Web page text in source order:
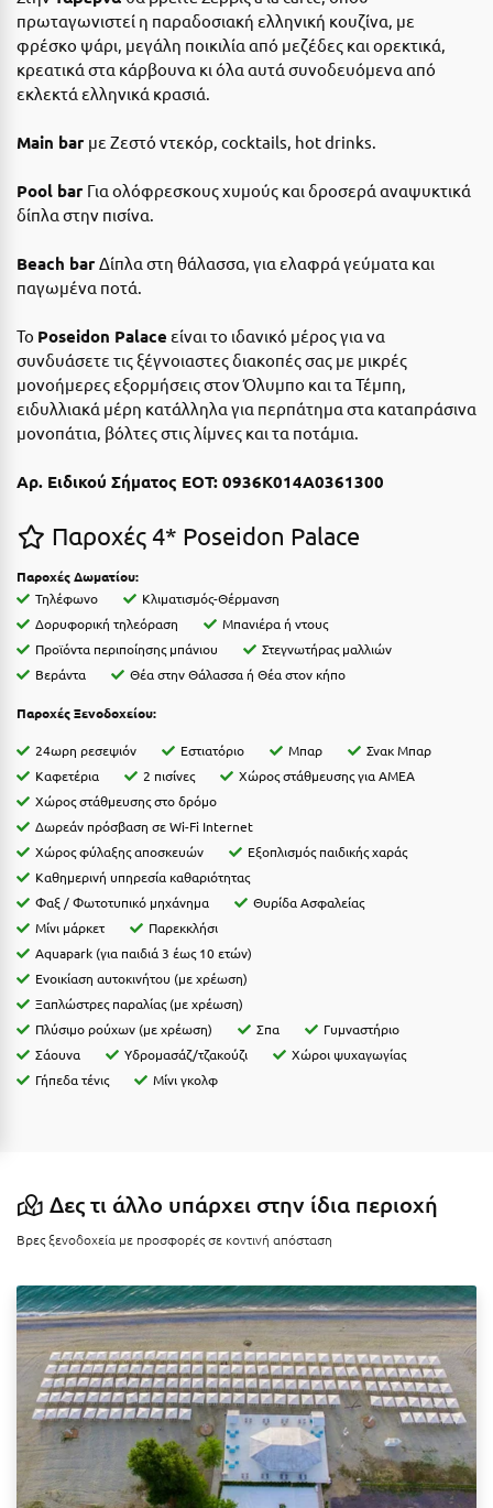
Ιωάννινα
Κ
Καλαμάτα
Καλαμπάκα
Κάλυμνος
Καμένα Βούρλα
Καρδάμαινα
Καρδίτσα
Κάρπαθος
Καρπενήσι
Κάρυστος
Κάσος
Κασσάνδρα
Καστοριά
Κατερίνη
Κέα - Τζιά
Κερατέα
Κέρκυρα
Κεφαλονιά
Κοζάνη
Κοκκώνι Κορινθίας
Κομοτηνή
Κορώνη
Κουρούτα Ηλείας
Κουφονήσια
Κρήτη
Κρουαζιέρες
Κύθηρα
Κυλλήνη
Κύμη Ευβοίας
πρωταγωνιστεί η παραδοσιακή ελληνική κουζίνα, με
φρέσκο ψάρι, μεγάλη ποικιλία από μεζέδες και ορεκτικά,
κρεατικά στα κάρβουνα κι όλα αυτά συνοδευόμενα από
εκλεκτά ελληνικά κρασιά.
Main bar με Ζεστό ντεκόρ, cocktails, hot drinks.
Pool bar Για ολόφρεσκους χυμούς και δροσερά αναψυκτικά
δίπλα στην πισίνα.
Beach bar Δίπλα στη θάλασσα, για ελαφρά γεύματα και
παγωμένα ποτά.
Το Poseidon Palace είναι το ιδανικό μέρος για να
συνδυάσετε τις ξέγνοιαστες διακοπές σας με μικρές
μονοήμερες εξορμήσεις στον Όλυμπο και τα Τέμπη,
ειδυλλιακά μέρη κατάλληλα για περπάτημα στα καταπράσινα
μονοπάτια, βόλτες στις λίμνες και τα ποτάμια.
Αρ. Ειδικού Σήματος ΕΟΤ: 0936K014A0361300
Παροχές 4* Poseidon Palace
Παροχές Δωματίου:
Τηλέφωνο
Κλιματισμός-Θέρμανση
Δορυφορική τηλεόραση
Μπανιέρα ή ντους
Προϊόντα περιποίησης μπάνιου
Στεγνωτήρας μαλλιών
Βεράντα
Θέα στην Θάλασσα ή Θέα στον κήπο
Παροχές Ξενοδοχείου:
24ωρη ρεσεψιόν Εστιατόριο Μπαρ
Σνακ Μπαρ
Καφετέρια
2 πισίνες
Χώρος στάθμευσης για ΑΜΕΑ
Χώρος στάθμευσης στο δρόμο
Δωρεάν πρόσβαση σε Wi-Fi Internet
Χώρος φύλαξης αποσκευών
Εξοπλισμός παιδικής χαράς
Καθημερινή υπηρεσία καθαριότητας
Φαξ / Φωτοτυπικό μηχάνημα
Θυρίδα Ασφαλείας
Μίνι μάρκετ
Παρεκκλήσι
Aquapark (για παιδιά 3 έως 10 ετών)
Ενοικίαση αυτοκινήτου (με χρέωση)
Ξαπλώστρες παραλίας (με χρέωση)
Πλύσιμο ρούχων (με χρέωση)
Σπα
Γυμναστήριο
Σάουνα
Υδρομασάζ/τζακούζι
Χώροι ψυχαγωγίας
Γήπεδα τένις
Μίνι γκολφ
Δες τι άλλο υπάρχει στην ίδια περιοχή
Βρες ξενοδοχεία με προσφορές σε κοντινή απόσταση